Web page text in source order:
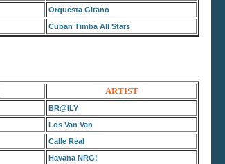
Orquesta Gitano
Cuban Timba All Stars
ARTIST
BR@ILY
Los Van Van
Calle Real
Havana NRG!